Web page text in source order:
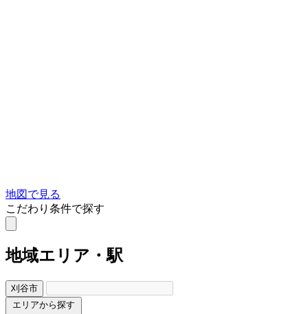
地図で見る
こだわり条件で探す
地域エリア・駅
刈谷市
エリアから探す